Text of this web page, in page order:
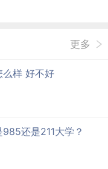
更多
么样 好不好
还是211大学？